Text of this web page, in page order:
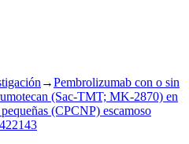
→Pembrolizumab con o sin
(Sac-TMT; MK-2870) en
(CPCNP) escamoso